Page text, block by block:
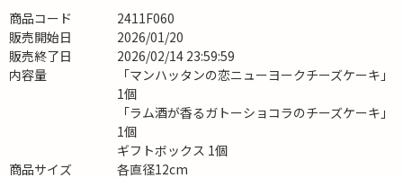
商品コード
2411F060
販売開始日
2026/01/20
販売終了日
2026/02/14 23:59:59
内容量
「マンハッタンの恋ニューヨークチーズケーキ」
1個
「ラム酒が香るガトーショコラのチーズケーキ」
1個
ギフトボックス 1個
商品サイズ
各直径12cm